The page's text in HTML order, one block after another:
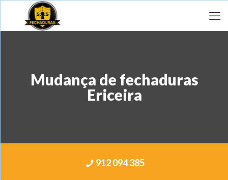
Mudança de fechaduras
Ericeira
912 094 385